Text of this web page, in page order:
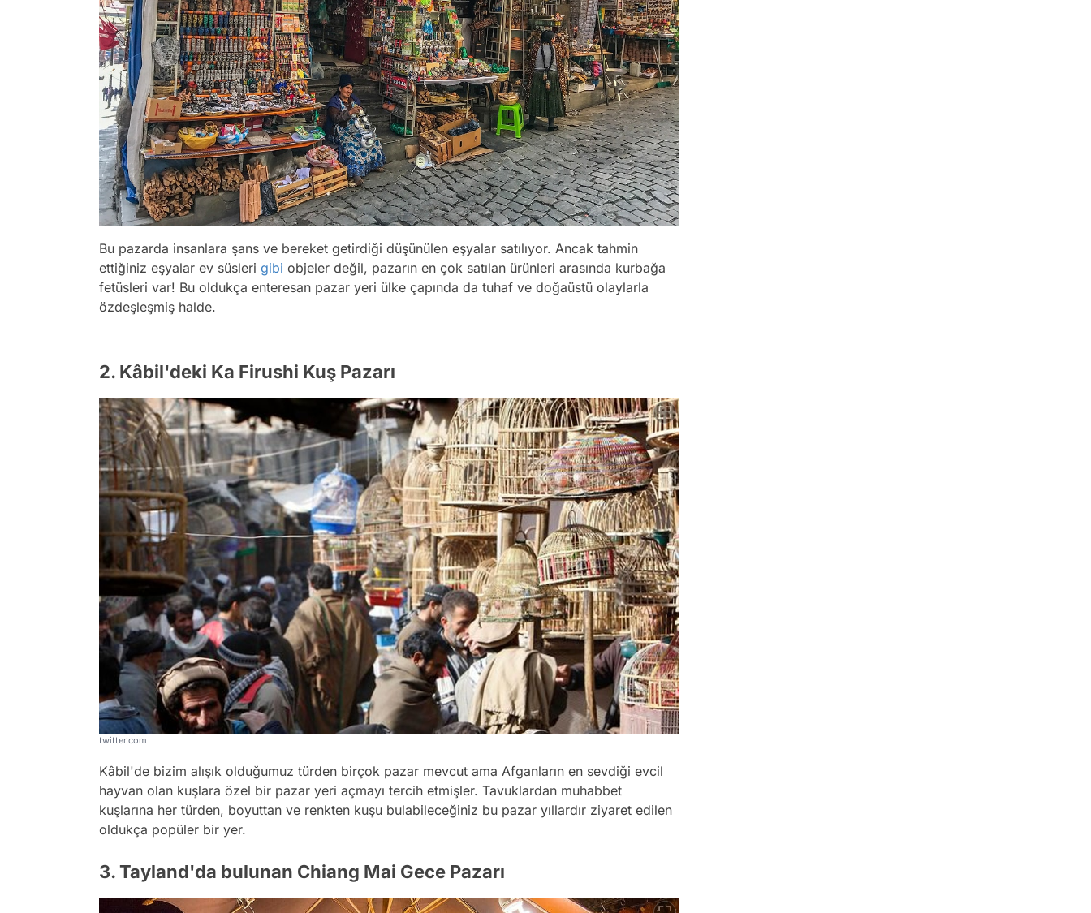
Bu pazarda insanlara şans ve bereket getirdiği düşünülen eşyalar satılıyor. Ancak tahmin
ettiğiniz eşyalar ev süsleri gibi objeler değil, pazarın en çok satılan ürünleri arasında kurbağa
fetüsleri var! Bu oldukça enteresan pazar yeri ülke çapında da tuhaf ve doğaüstü olaylarla
özdeşleşmiş halde.
2. Kâbil'deki Ka Firushi Kuş Pazarı
twitter.com
Kâbil'de bizim alışık olduğumuz türden birçok pazar mevcut ama Afganların en sevdiği evcil
hayvan olan kuşlara özel bir pazar yeri açmayı tercih etmişler. Tavuklardan muhabbet
kuşlarına her türden, boyuttan ve renkten kuşu bulabileceğiniz bu pazar yıllardır ziyaret edilen
oldukça popüler bir yer.
3. Tayland'da bulunan Chiang Mai Gece Pazarı